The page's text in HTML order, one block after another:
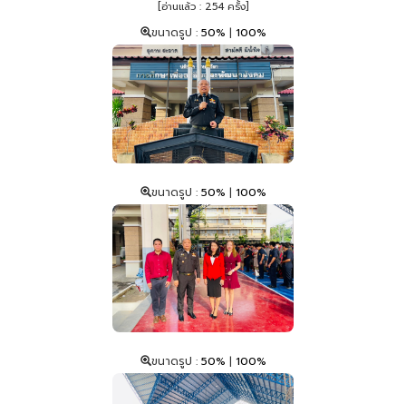
[อ่านแล้ว : 254 ครั้ง]
ขนาดรูป : 50% | 100%
ขนาดรูป : 50% | 100%
ขนาดรูป : 50% | 100%